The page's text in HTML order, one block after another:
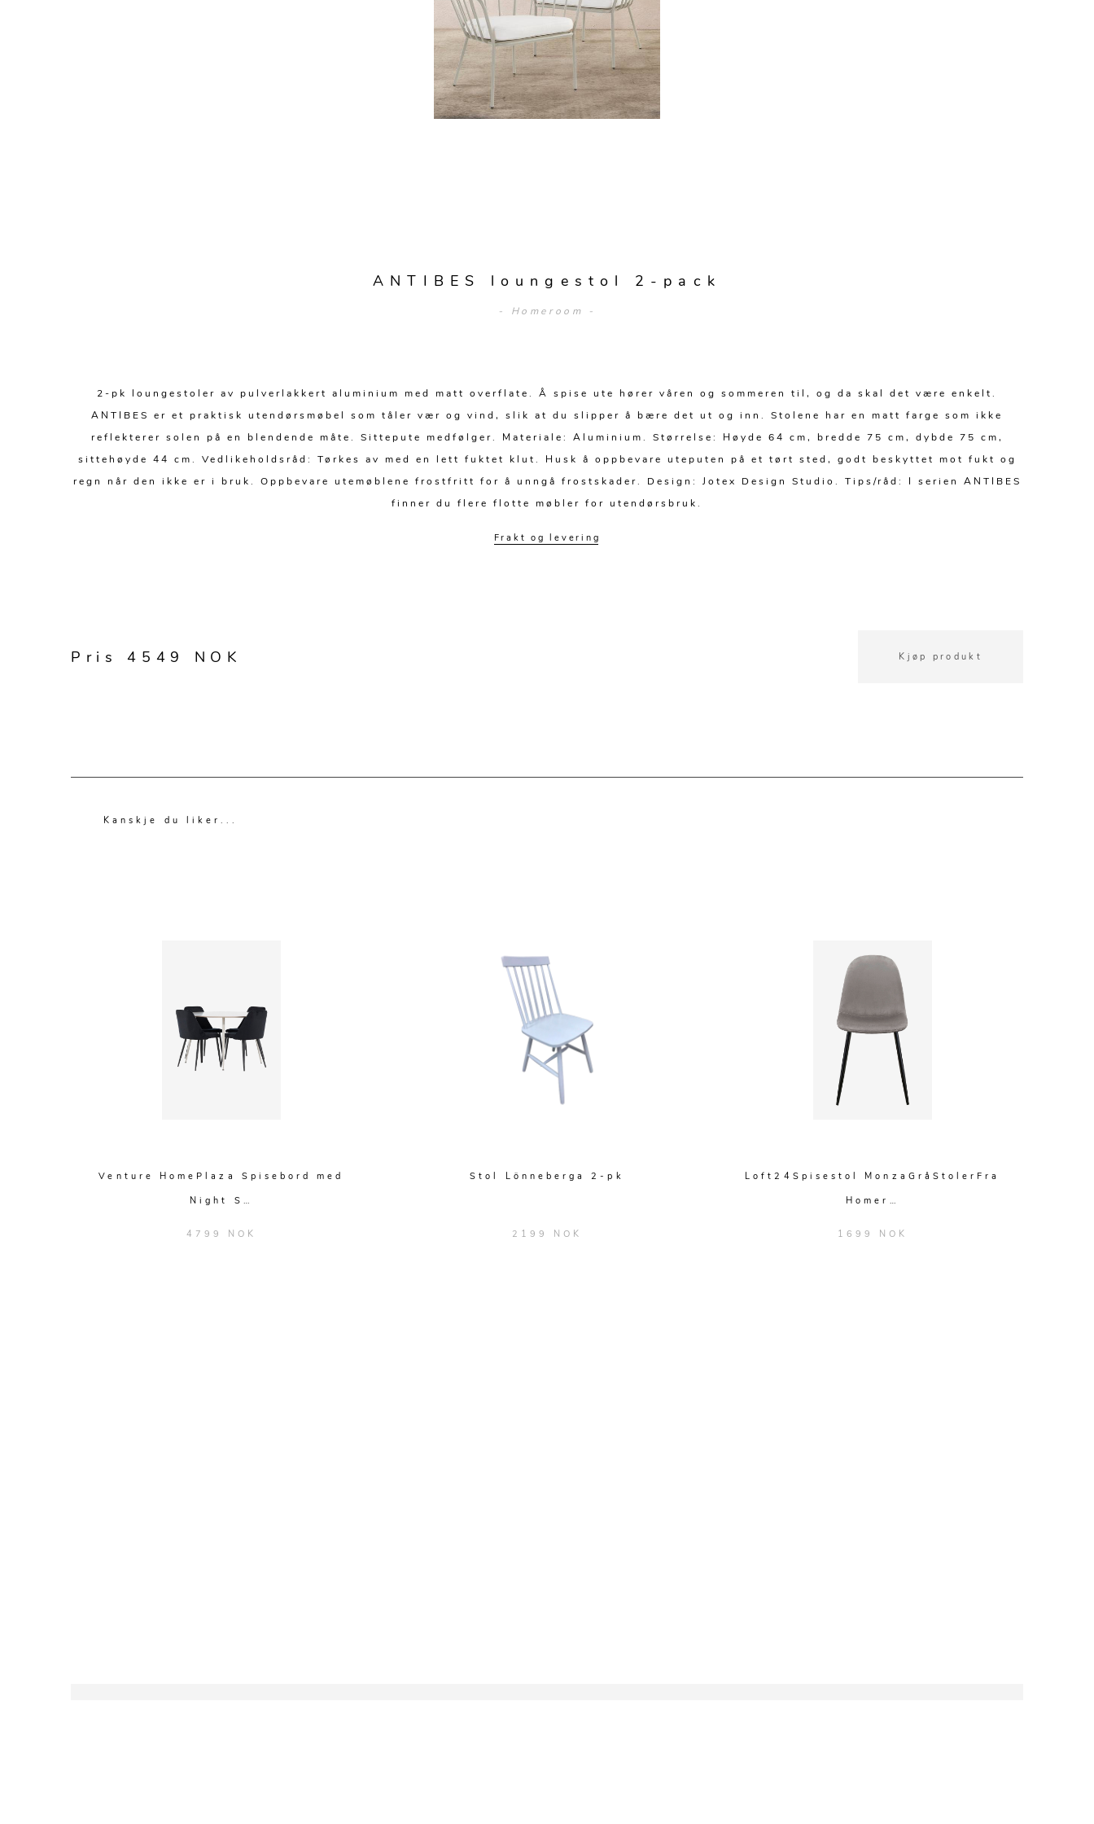
ANTIBES loungestol 2-pack
- Homeroom -
2-pk loungestoler av pulverlakkert aluminium med matt overflate. Å spise ute hører våren og sommeren til, og da skal det være enkelt.
ANTIBES er et praktisk utendørsmøbel som tåler vær og vind, slik at du slipper å bære det ut og inn. Stolene har en matt farge som ikke
reflekterer solen på en blendende måte. Sittepute medfølger. Materiale: Aluminium. Størrelse: Høyde 64 cm, bredde 75 cm, dybde 75 cm,
sittehøyde 44 cm. Vedlikeholdsråd: Tørkes av med en lett fuktet klut. Husk å oppbevare uteputen på et tørt sted, godt beskyttet mot fukt og
regn når den ikke er i bruk. Oppbevare utemøblene frostfritt for å unngå frostskader. Design: Jotex Design Studio. Tips/råd: I serien ANTIBES
finner du flere flotte møbler for utendørsbruk.
Frakt og levering
Pris 4549 NOK Kjøp produkt
Kanskje du liker...
Venture HomePlaza Spisebord med
Night S…
4799 NOK
Stol Lönneberga 2-pk
2199 NOK
Loft24Spisestol MonzaGråStolerFra
Homer…
1699 NOK